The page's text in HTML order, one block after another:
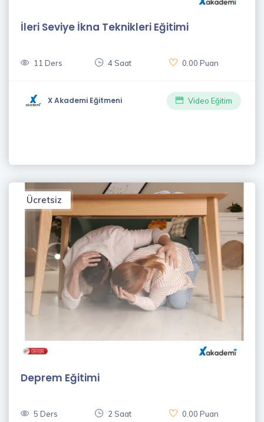
İleri Seviye İkna Teknikleri Eğitimi
11 Ders 4 Saat 0.00 Puan
X Akademi Eğitmeni Video Eğitim
Ücretsiz
Deprem Eğitimi
5 Ders 2 Saat 0.00 Puan